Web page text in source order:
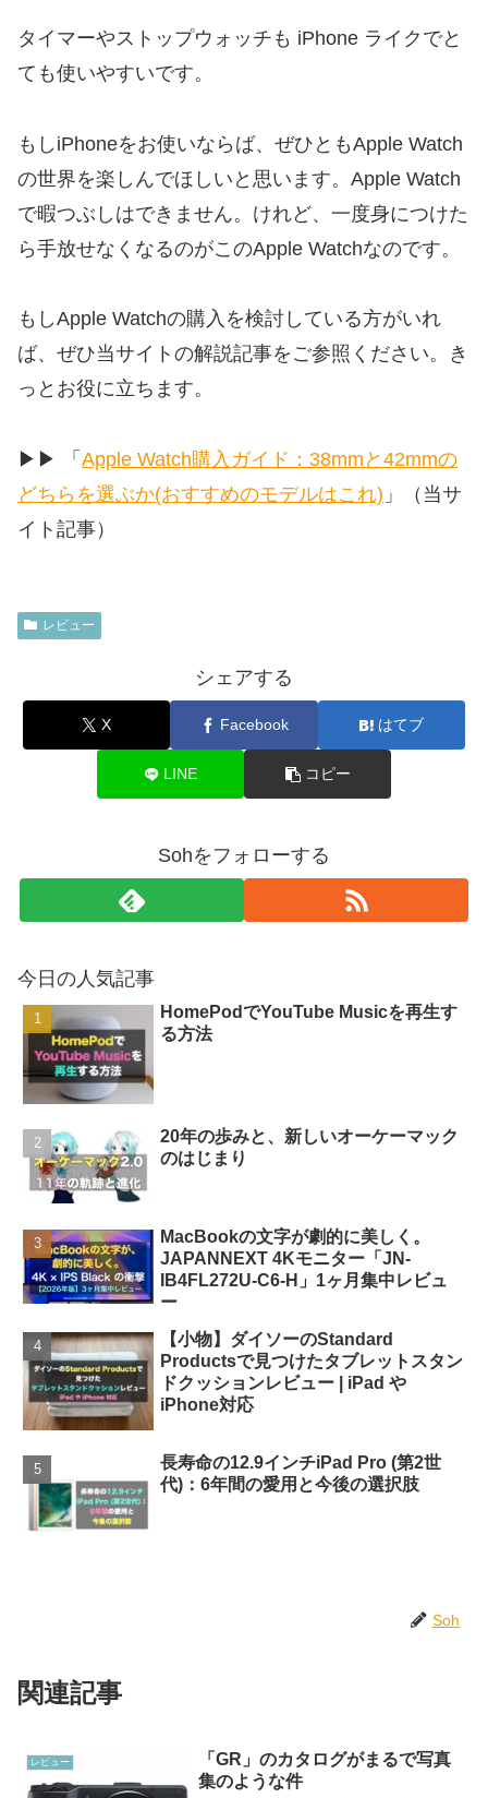
タイマーやストップウォッチも iPhone ライクでと
ても使いやすいです。
もしiPhoneをお使いならば、ぜひともApple Watch
の世界を楽しんでほしいと思います。Apple Watch
で暇つぶしはできません。けれど、一度身につけた
ら手放せなくなるのがこのApple Watchなのです。
もしApple Watchの購入を検討している方がいれ
ば、ぜひ当サイトの解説記事をご参照ください。き
っとお役に立ちます。
▶︎▶︎ 「 Apple Watch購入ガイド：38mmと42mmの
どちらを選ぶか(おすすめのモデルはこれ) 」（当サ
イト記事）
レビュー
シェアする
X Facebook はてブ
LINE コピー
Sohをフォローする
今日の人気記事
HomePodでYouTube Musicを再生す
る方法
20年の歩みと、新しいオーケーマック
のはじまり
MacBookの文字が劇的に美しく。
JAPANNEXT 4Kモニター「JN-
IB4FL272U-C6-H」1ヶ月集中レビュ
ー
【小物】ダイソーのStandard
Productsで見つけたタブレットスタン
ドクッションレビュー | iPad や
iPhone対応
長寿命の12.9インチiPad Pro (第2世
代)：6年間の愛用と今後の選択肢
Soh
関連記事
レビュー
「GR」のカタログがまるで写真
集のような件